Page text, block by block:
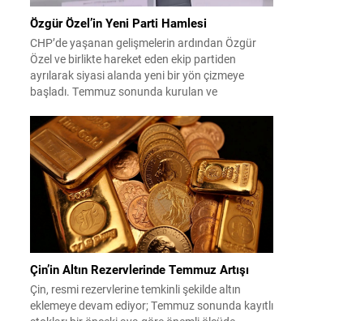
Özgür Özel’in Yeni Parti Hamlesi
CHP’de yaşanan gelişmelerin ardından Özgür
Özel ve birlikte hareket eden ekip partiden
ayrılarak siyasi alanda yeni bir yön çizmeye
başladı. Temmuz sonunda kurulan ve
kısa sürede muhalif medyanın gündemine girdi.
Kuruluşun hemen ardından bazı anket sonuçları
kamuoyuna yansıyınca, partinin tabanda karşılık
bulduğu iddiaları gündemi...
Çin’in Altın Rezervlerinde Temmuz Artışı
Çin, resmi rezervlerine temkinli şekilde altın
eklemeye devam ediyor; Temmuz sonunda kayıtlı